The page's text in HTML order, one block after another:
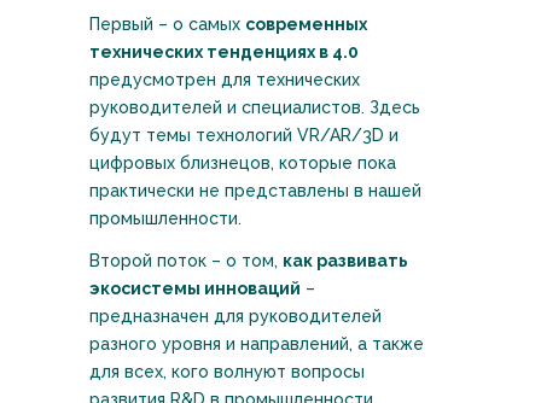
Первый – о самых современных
технических тенденциях в 4.0
предусмотрен для технических
руководителей и специалистов. Здесь
будут темы технологий VR/AR/3D и
цифровых близнецов, которые пока
практически не представлены в нашей
промышленности.
Второй поток – о том, как развивать
экосистемы инноваций –
предназначен для руководителей
разного уровня и направлений, а также
для всех, кого волнуют вопросы